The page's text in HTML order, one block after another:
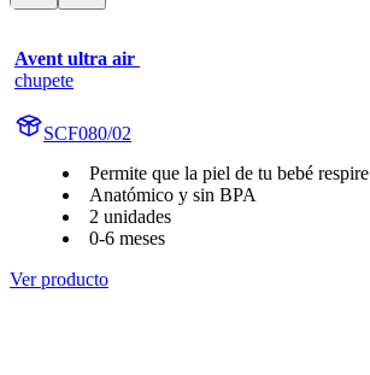
Avent ultra air
chupete
SCF080/02
Permite que la piel de tu bebé respire
Anatómico y sin BPA
2 unidades
0-6 meses
Ver producto